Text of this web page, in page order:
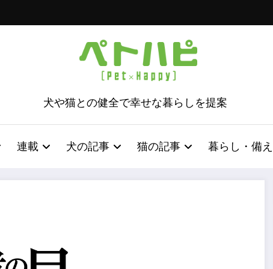
犬や猫との健全で幸せな暮らしを提案
連載 犬の記事 猫の記事 暮らし・備え